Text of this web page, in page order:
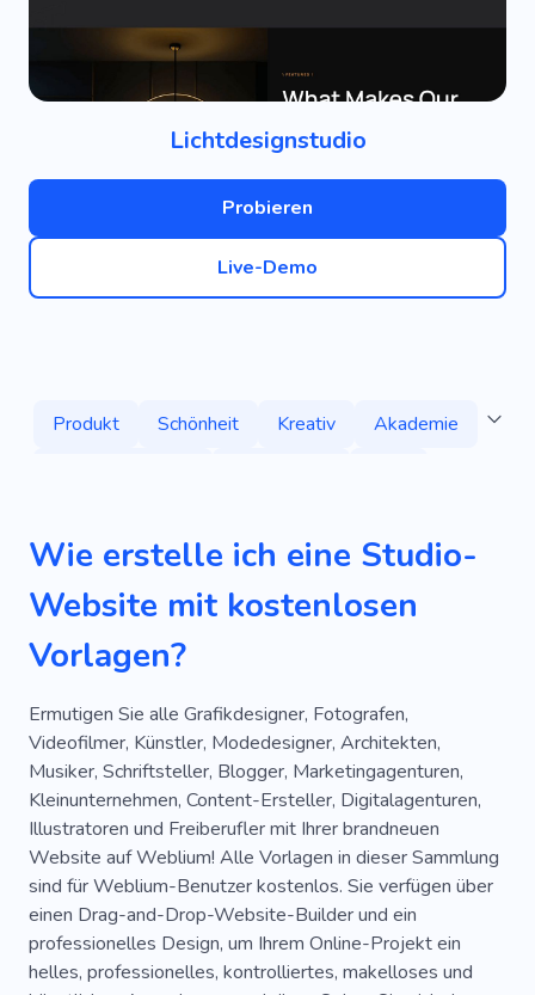
Lichtdesignstudio
Probieren
Live-Demo
Produkt Schönheit Kreativ
Akademie
Akademie
Ausbildung
Akademie
Einzigartig
Spezialist Akademie
Lebensstil
Hautpflege
Persönlich
Akademie Projekt
Haus
Lustig
Arbeiten
Gebäude
Menschen
Zubehör
Designer
Akademie
Akademie Spa
Speichern
Stilvoll
Therapie Werkzeug
Yoga
Fitness
Beratung 3D
Akademie
Wie erstelle ich eine Studio-
Website mit kostenlosen
Vorlagen?
Ermutigen Sie alle Grafikdesigner, Fotografen,
Videofilmer, Künstler, Modedesigner, Architekten,
Musiker, Schriftsteller, Blogger, Marketingagenturen,
Kleinunternehmen, Content-Ersteller, Digitalagenturen,
Illustratoren und Freiberufler mit Ihrer brandneuen
Website auf Weblium! Alle Vorlagen in dieser Sammlung
sind für Weblium-Benutzer kostenlos. Sie verfügen über
einen Drag-and-Drop-Website-Builder und ein
professionelles Design, um Ihrem Online-Projekt ein
helles, professionelles, kontrolliertes, makelloses und